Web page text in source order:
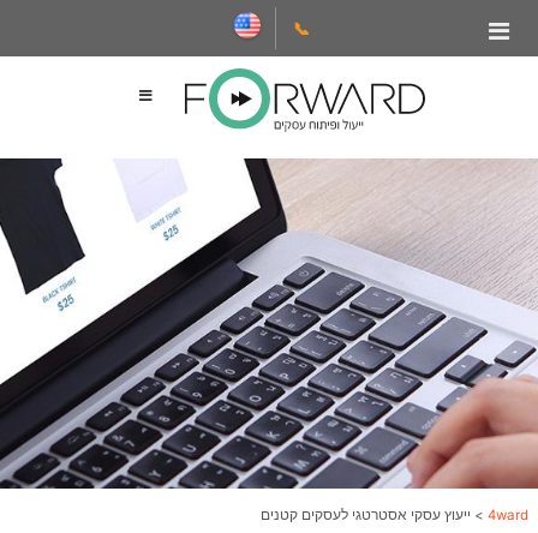
📞
4ward
> ייעוץ עסקי אסטרטגי לעסקים קטנים